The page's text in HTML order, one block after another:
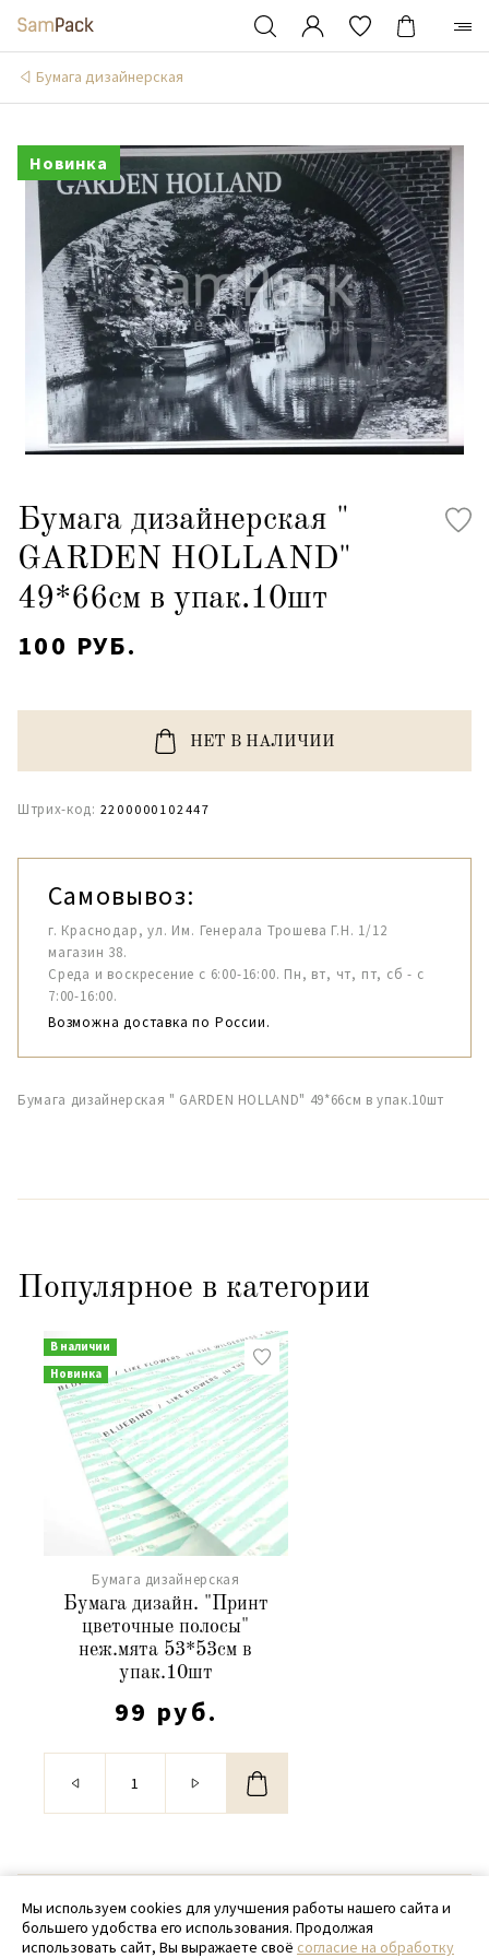
Бумага дизайнерская
Новинка
Бумага дизайнерская "
GARDEN HOLLAND"
49*66см в упак.10шт
100 РУБ.
НЕТ В НАЛИЧИИ
Штрих-код: 2200000102447
Самовывоз:
г. Краснодар, ул. Им. Генерала Трошева Г.Н. 1/12
магазин 38.
Среда и воскресение с 6:00-16:00. Пн, вт, чт, пт, сб - с
7:00-16:00.
Возможна доставка по России.
Бумага дизайнерская " GARDEN HOLLAND" 49*66см в упак.10шт
Популярное в категории
В наличии
Новинка
Бумага дизайнерская
Бумага дизайн. "Принт
цветочные полосы"
неж.мята 53*53см в
упак.10шт
99 руб.
© 2020 - 2026 SamPack
+ 7 (918) 699-97-87
Мы используем cookies для улучшения работы нашего сайта и
большего удобства его использования. Продолжая
использовать сайт, Вы выражаете своё согласие на обработку